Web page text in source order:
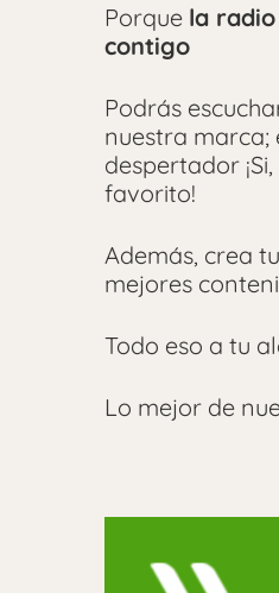
Porque la
contigo
Podrás
nuestra
despertador
favorito!
Además, crea
mejores
Todo eso a tu
Lo mejor de